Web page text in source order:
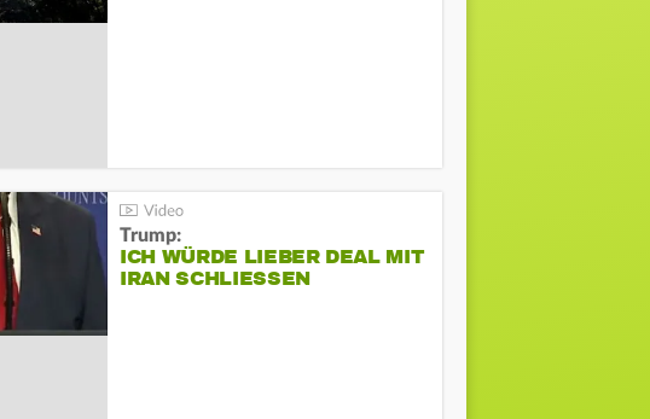
Trump:
ICH WÜRDE LIEBER DEAL MIT
IRAN SCHLIESSEN